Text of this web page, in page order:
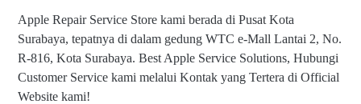
Apple Repair Service Store kami berada di Pusat Kota
Surabaya, tepatnya di dalam gedung WTC e-Mall Lantai 2, No.
R-816, Kota Surabaya. Best Apple Service Solutions, Hubungi
Customer Service kami melalui Kontak yang Tertera di Official
Website kami!